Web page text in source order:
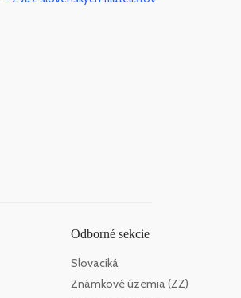
Odborné sekcie
Slovaciká
Známkové územia (ZZ)